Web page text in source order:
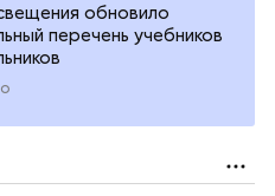
обновило
перечень учебников